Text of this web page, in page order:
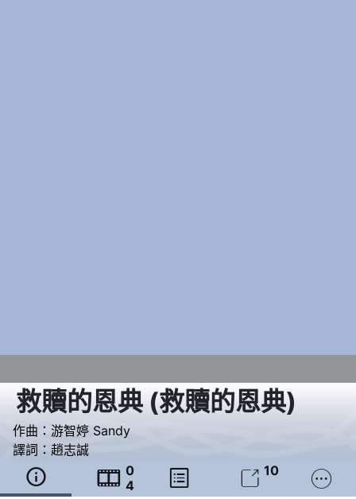
救贖的恩典(救贖的恩典)
作曲： 游智婷 Sandy
譯詞： 趙志誠
  0
4
  10 